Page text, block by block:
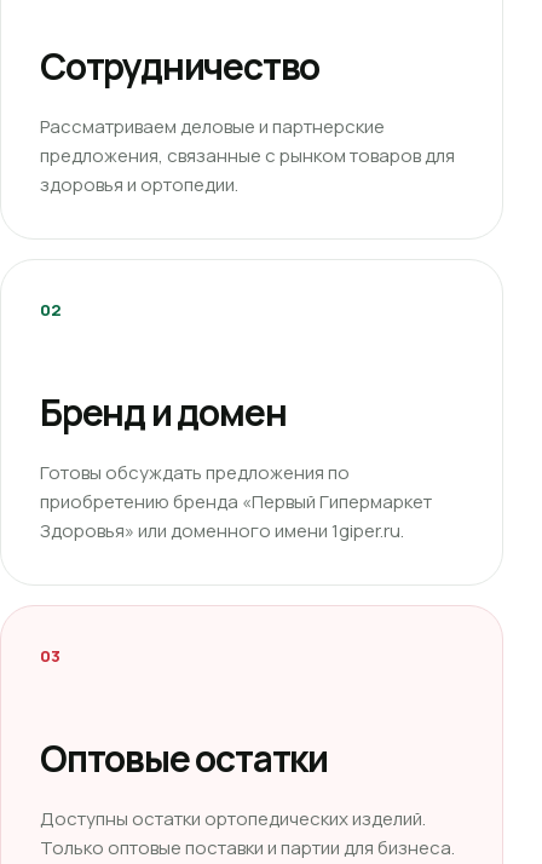
Сотрудничество
Рассматриваем деловые и партнерские
предложения, связанные с рынком товаров для
здоровья и ортопедии.
02
Бренд и домен
Готовы обсуждать предложения по
приобретению бренда «Первый Гипермаркет
Здоровья» или доменного имени 1giper.ru.
03
Оптовые остатки
Доступны остатки ортопедических изделий.
Только оптовые поставки и партии для бизнеса.